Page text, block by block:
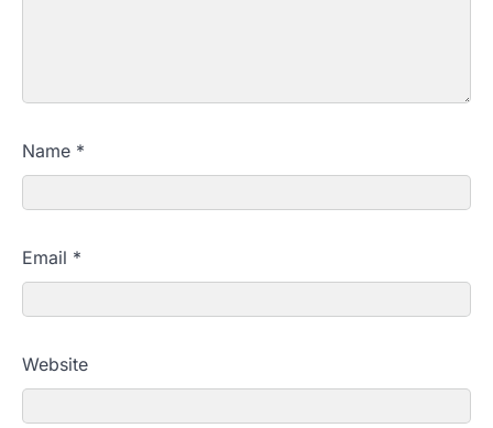
Name *
Email *
Website